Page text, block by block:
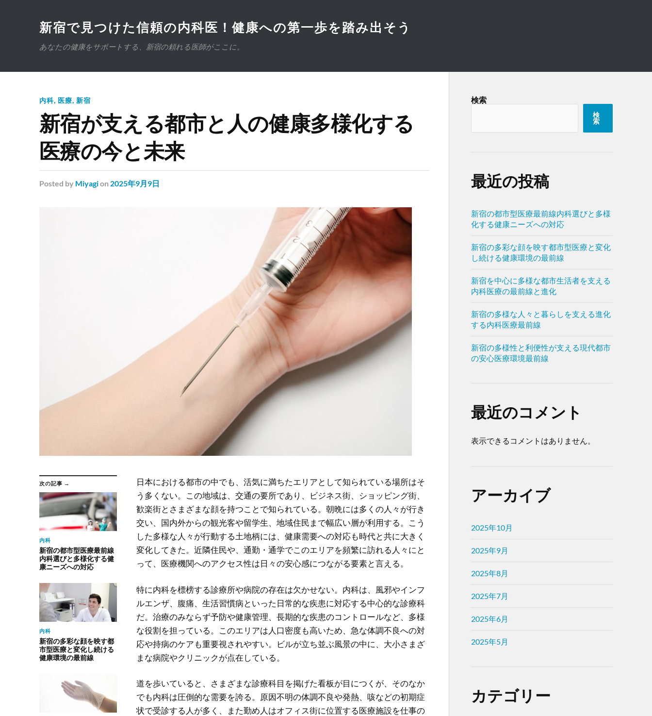
新宿で見つけた信頼の内科医！健康への第一歩を踏み出そう
あなたの健康をサポートする、新宿の頼れる医師がここに。
内科, 医療, 新宿
新宿が支える都市と人の健康多様化する
医療の今と未来
Posted by Miyagion 2025年9月9日
次の記事 →
内科
新宿の都市型医療最前線
内科選びと多様化する健
康ニーズへの対応
内科
新宿の多彩な顔を映す都
市型医療と変化し続ける
健康環境の最前線
日本における都市の中でも、活気に満ちたエリアとして知られている場所はそ
う多くない。
この地域は、交通の要所であり、ビジネス街、ショッピング街、
歓楽街とさまざまな顔を持つことで知られている。朝晩には多くの人々が行き
交い、国内外からの観光客や留学生、地域住民まで幅広い層が利用する。こう
した多様な人々が行動する土地柄には、健康需要への対応も時代と共に大きく
変化してきた。近隣住民や、通勤・通学でこのエリアを頻繁に訪れる人々にと
って、医療機関へのアクセス性は日々の安心感につながる要素と言える。
特に内科を標榜する診療所や病院の存在は欠かせない。内科は、風邪やインフ
ルエンザ、腹痛、生活習慣病といった日常的な疾患に対応する中心的な診療科
だ。治療のみならず予防や健康管理、長期的な疾患のコントロールなど、多様
な役割を担っている。このエリアは人口密度も高いため、急な体調不良への対
応や持病のケアも重要視されやすい。ビルが立ち並ぶ風景の中に、大小さまざ
まな病院やクリニックが点在している。
道を歩いていると、さまざまな診療科目を掲げた看板が目につくが、そのなか
でも内科は圧倒的な需要を誇る。原因不明の体調不良や発熱、咳などの初期症
状で受診する人が多く、また勤め人はオフィス街に位置する医療施設を仕事の
検索
検
索
最近の投稿
新宿の都市型医療最前線内科選びと多様
化する健康ニーズへの対応
新宿の多彩な顔を映す都市型医療と変化
し続ける健康環境の最前線
新宿を中心に多様な都市生活者を支える
内科医療の最前線と進化
新宿の多様な人々と暮らしを支える進化
する内科医療最前線
新宿の多様性と利便性が支える現代都市
の安心医療環境最前線
最近のコメント
表示できるコメントはありません。
アーカイブ
2025年10月
2025年9月
2025年8月
2025年7月
2025年6月
2025年5月
カテゴリー